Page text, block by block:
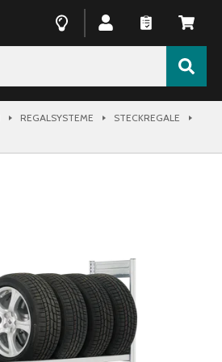
REGALSYSTEME
STECKREGALE